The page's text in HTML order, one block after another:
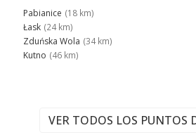
Pabianice (18 km)
Łask (24 km)
Zduńska Wola (34 km)
Kutno (46 km)
VER TODOS LOS PUNTOS